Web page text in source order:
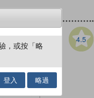
4.5
，或按「略
登入 略過